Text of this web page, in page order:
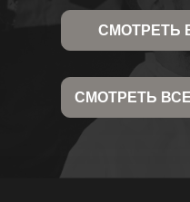
СМОТРЕТЬ
СМОТРЕТЬ